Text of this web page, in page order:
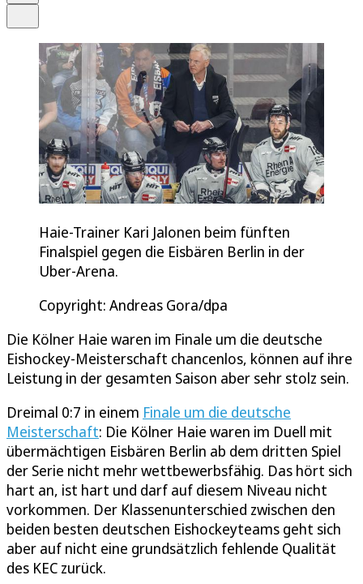
Haie-Trainer Kari Jalonen beim fünften
Finalspiel gegen die Eisbären Berlin in der
Uber-Arena.
Copyright: Andreas Gora/dpa
Die Kölner Haie waren im Finale um die deutsche
Eishockey-Meisterschaft chancenlos, können auf ihre
Leistung in der gesamten Saison aber sehr stolz sein.
Dreimal 0:7 in einem Finale um die deutsche
Meisterschaft: Die Kölner Haie waren im Duell mit
übermächtigen Eisbären Berlin ab dem dritten Spiel
der Serie nicht mehr wettbewerbsfähig. Das hört sich
hart an, ist hart und darf auf diesem Niveau nicht
vorkommen. Der Klassenunterschied zwischen den
beiden besten deutschen Eishockeyteams geht sich
aber auf nicht eine grundsätzlich fehlende Qualität
des KEC zurück.